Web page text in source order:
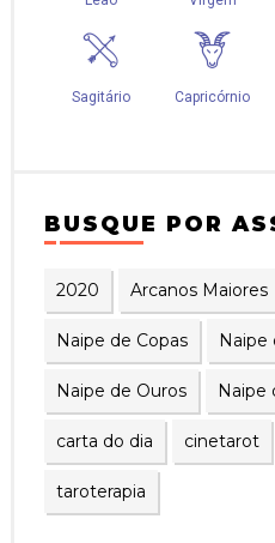
BUSQUE POR
2020 Arcanos Maiores
Naipe de Copas Naipe
Naipe de Ouros Naipe
carta do dia cinetarot
taroterapia